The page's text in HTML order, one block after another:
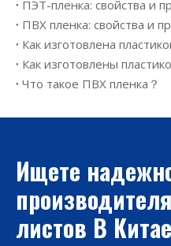
ПЭТ-пленка: свойства и
ПВХ пленка: свойства и
Как изготовлена
Что такое ПВХ пленка？
Ищете
листов В